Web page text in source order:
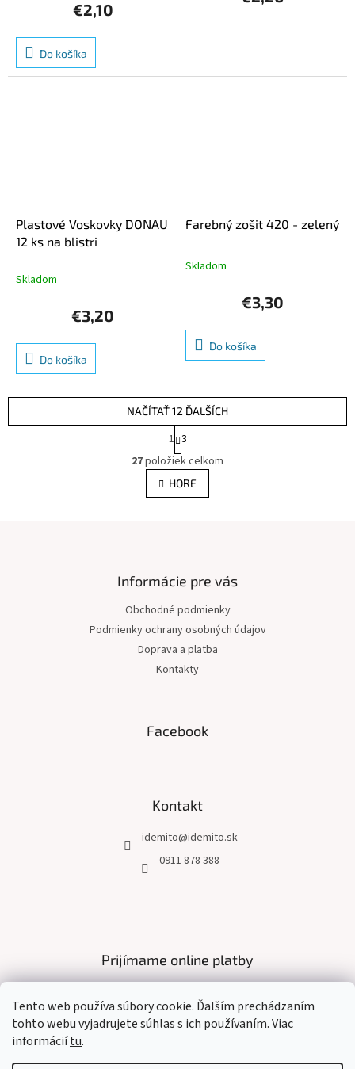
Tento web používa súbory cookie. Ďalším prechádzaním
tohto webu vyjadrujete súhlas s ich používaním. Viac
informáciítu.
€2,10
Do košíka
Plastové Voskovky DONAU
12 ks na blistri
Skladom
€3,20
Do košíka
Farebný zošit 420 - zelený
Priemerné
5,0
5
Skladom
€3,30
Do košíka
O
v
l
á
e
p
r
v
k
y
v
ý
s
u
NAČÍTAŤ 12 ĎALŠÍCH
S
t
r
á
n
k
v
e
1 3
27položiek celkom
HORE
Informácie pre vás
Obchodné podmienky
Podmienky ochrany osobných údajov
Doprava a platba
Kontakty
Facebook
Kontakt
idemito@idemito.sk
0911 878 388
Prijímame online platby